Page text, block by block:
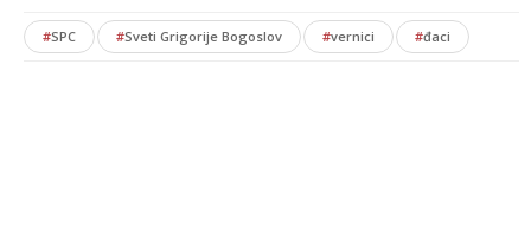
#SPC #Sveti Grigorije Bogoslov #vernici #đaci